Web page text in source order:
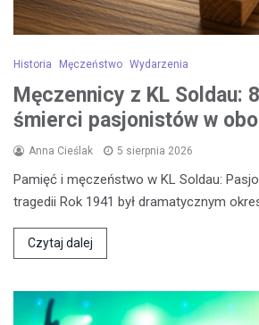
Historia Męczeństwo Wydarzenia
Męczennicy z KL Soldau:
śmierci pasjonistów w
Anna Cieślak 5 sierpnia 2026
Pamięć i męczeństwo w KL Soldau:
tragedii Rok 1941 był dramatycznym
Czytaj dalej